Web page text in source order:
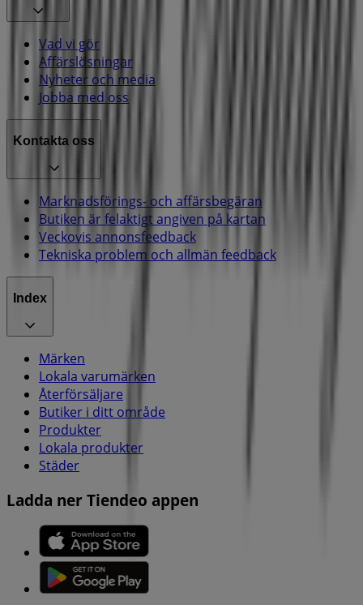
Vad vi gör
Affärslösningar
Nyheter och media
Jobba med oss
Kontakta oss
Marknadsförings- och affärsbegäran
Butiken är felaktigt angiven på kartan
Veckovis annonsfeedback
Tekniska problem och allmän feedback
Index
Märken
Lokala varumärken
Återförsäljare
Butiker i ditt område
Produkter
Lokala produkter
Städer
Ladda ner Tiendeo appen